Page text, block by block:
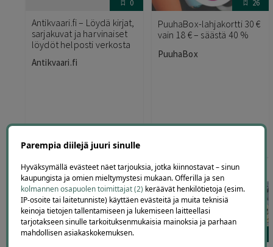
0
Antikvaari.fi – Löydä kirjat,
sarjakuvat ja harvinaiset
löydöt helposti verkosta
Antikvaari.fi
0,00 €
26
PuuhaBox-lahjakortti 30 €
vain 18 € – säästä 40 %
PuuhaBox
0
Parempia diilejä juuri sinulle
Hyväksymällä evästeet näet tarjouksia, jotka kiinnostavat – sinun
kaupungista ja omien mieltymystesi mukaan. Offerilla ja sen
kolmannen osapuolen toimittajat (2) keräävät henkilötietoja (esim.
IP-osoite tai laitetunniste) käyttäen evästeitä ja muita teknisiä
keinoja tietojen tallentamiseen ja lukemiseen laitteellasi
tarjotakseen sinulle tarkoituksenmukaisia mainoksia ja parhaan
mahdollisen asiakaskokemuksen.